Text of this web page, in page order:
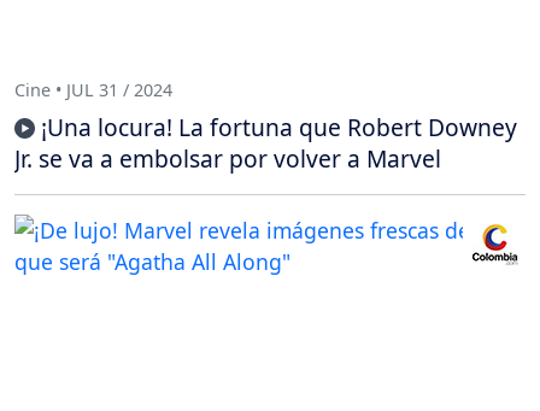
Cine • JUL 31 / 2024
¡Una locura! La fortuna que Robert Downey
Jr. se va a embolsar por volver a Marvel